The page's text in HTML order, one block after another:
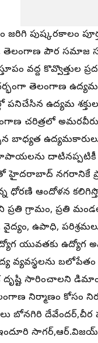
పుష్కరకాలం
పౌర సమాజ
వద్ద కొవ్వొత్తుల
తెలంగాణ
పనిచేసిన ఉద్యమ
చరిత్రలో
హైదరాబాద్ నగరానికే
ధోరణి ఆందోళన
ప్రతి గ్రామం, ప్రతి
ఉపాధి,
యువతకు ఉద్యోగ
వ్యవస్థలను బలోపేతం
దృష్టి సారించాలని
నిర్మాణం
బోనగిరి
సాగర్,ఆర్.విజయ్